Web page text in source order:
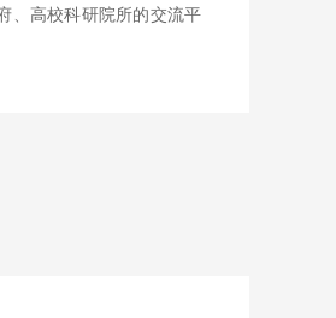
、高校科研院所的交流平